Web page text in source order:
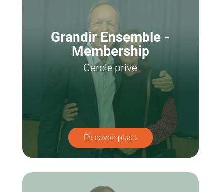
Grandir Ensemble -
Membership
Cercle privé
En savoir plus ›